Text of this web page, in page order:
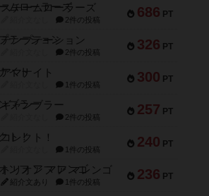
686 PT
スチームローラーズ
2件の投稿
326 PT
テンプテーション
2件の投稿
300 PT
アマナイト
1件の投稿
257 PT
ギャンブラー
2件の投稿
240 PT
コレクト！
1件の投稿
236 PT
トリオンフ ア マレンゴ
紹介文あり 1件の投稿